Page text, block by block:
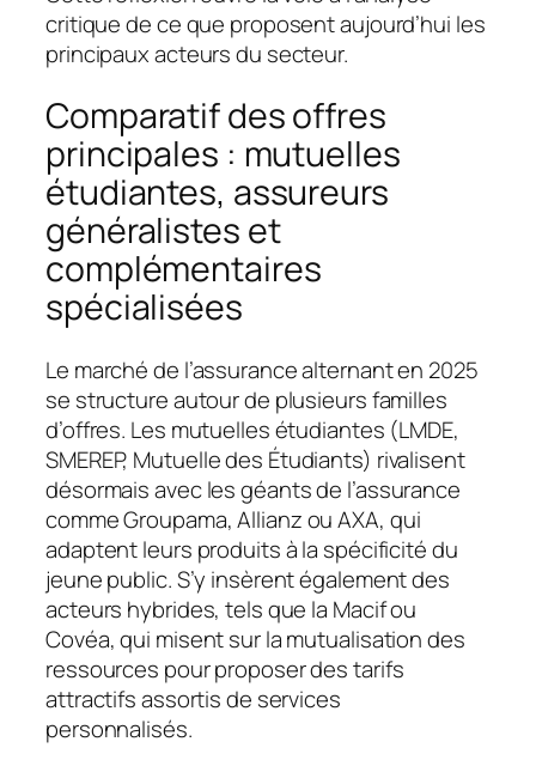
critique de ce que proposent aujourd’hui les
principaux acteurs du secteur.
Comparatif des offres
principales : mutuelles
étudiantes, assureurs
généralistes et
complémentaires
spécialisées
Le marché de l’assurance alternant en 2025
se structure autour de plusieurs familles
d’offres. Les mutuelles étudiantes (LMDE,
SMEREP, Mutuelle des Étudiants) rivalisent
désormais avec les géants de l’assurance
comme Groupama, Allianz ou AXA, qui
adaptent leurs produits à la spécificité du
jeune public. S’y insèrent également des
acteurs hybrides, tels que la Macif ou
Covéa, qui misent sur la mutualisation des
ressources pour proposer des tarifs
attractifs assortis de services
personnalisés.